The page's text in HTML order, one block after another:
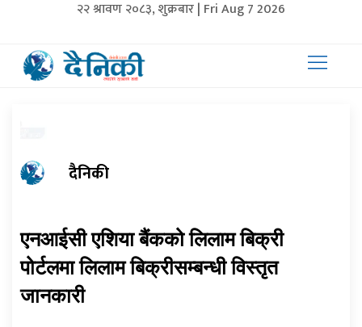
२२ श्रावण २०८३, शुक्रबार | Fri Aug 7 2026
दैनिकी
एनआईसी एशिया बैंकको लिलाम बिक्री
पोर्टलमा लिलाम बिक्रीसम्बन्धी विस्तृत
जानकारी